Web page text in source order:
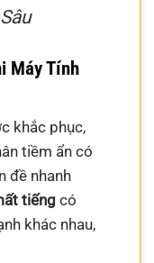
Máy Tính
khắc phục,
tiềm ẩn có
đề nhanh
tiếng có
khác nhau,